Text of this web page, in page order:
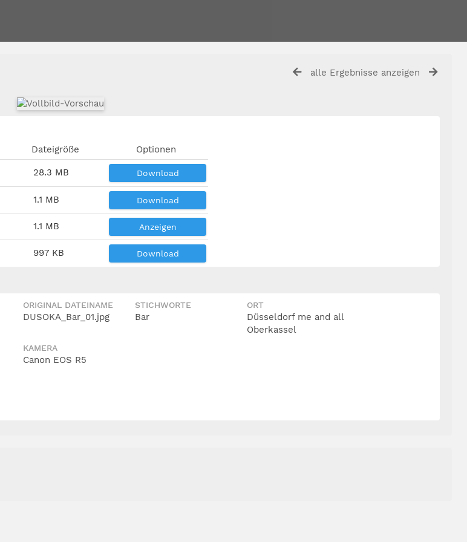
alle Ergebnisse anzeigen
Dateigröße Optionen
28.3 MB Download
1.1 MB Download
1.1 MB Anzeigen
997 KB Download
ORIGINAL DATEINAME
DUSOKA_Bar_01.jpg
STICHWORTE
Bar
ORT
Düsseldorf me and all
Oberkassel
KAMERA
Canon EOS R5